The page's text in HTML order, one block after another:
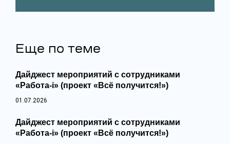
Еще по теме
Дайджест мероприятий с сотрудниками
«Работа-i» (проект «Всё получится!»)
01.07.2026
Дайджест мероприятий с сотрудниками
«Работа-i» (проект «Всё получится!»)